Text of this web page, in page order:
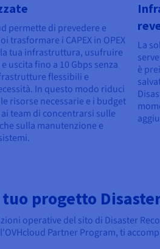
permette di prevedere e
trasformare i CAPEX in OPEX
tua infrastruttura, usufruire
uscita fino a 10 Gbps senza
flessibili e
In questo modo riduci
risorse necessarie e i budget
team di concentrarsi sulle
sulla manutenzione e
La
è
progetto
operative del sito di Disaster
Partner Program, ti